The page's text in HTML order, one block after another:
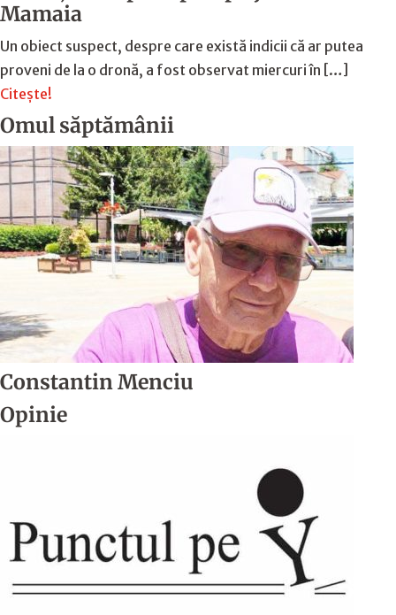
Mamaia
Un obiect suspect, despre care există indicii că ar putea
proveni de la o dronă, a fost observat miercuri în […]
Citește!
Omul săptămânii
Constantin Menciu
Opinie